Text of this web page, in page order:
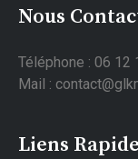
Nous
Téléphone : 06 12
Mail :
Liens